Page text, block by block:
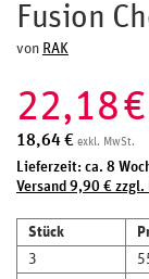
Fusion
von RAK
22,18€
18,64€ exkl. MwSt.
Lieferzeit: ca. 8
Versand 9,90 €
Stück
3